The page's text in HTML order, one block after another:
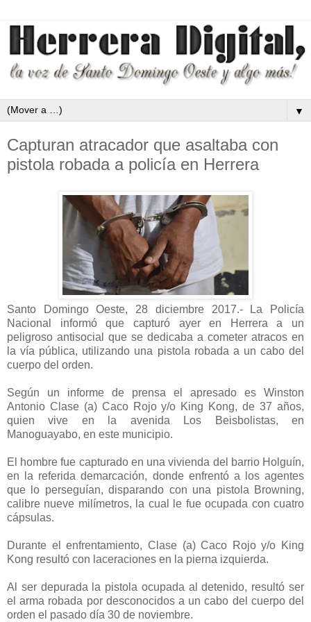
▼
Capturan atracador que asaltaba con
pistola robada a policía en Herrera
Santo Domingo Oeste, 28 diciembre 2017.- La Policía
Nacional informó que capturó ayer en Herrera a un
peligroso antisocial que se dedicaba a cometer atracos en
la vía pública, utilizando una pistola robada a un cabo del
cuerpo del orden.
Según un informe de prensa el apresado es Winston
Antonio Clase (a) Caco Rojo y/o King Kong, de 37 años,
quien vive en la avenida Los Beisbolistas, en
Manoguayabo, en este municipio.
El hombre fue capturado en una vivienda del barrio Holguín,
en la referida demarcación, donde enfrentó a los agentes
que lo perseguían, disparando con una pistola Browning,
calibre nueve milímetros, la cual le fue ocupada con cuatro
cápsulas.
Durante el enfrentamiento, Clase (a) Caco Rojo y/o King
Kong resultó con laceraciones en la pierna izquierda.
Al ser depurada la pistola ocupada al detenido, resultó ser
el arma robada por desconocidos a un cabo del cuerpo del
orden el pasado día 30 de noviembre.